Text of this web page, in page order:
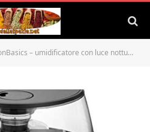
– umidificatore con luce notturna e diffusore di aroma, 1,5 litri, Nero